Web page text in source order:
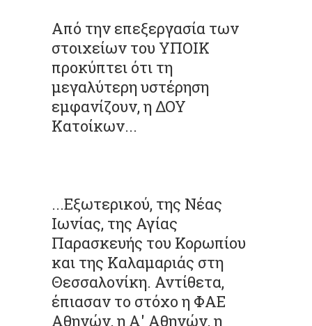
Από την επεξεργασία των
στοιχείων του ΥΠΟΙΚ
προκύπτει ότι τη
μεγαλύτερη υστέρηση
εμφανίζουν, η ΔΟΥ
Κατοίκων...
...Εξωτερικού, της Νέας
Ιωνίας, της Αγίας
Παρασκευής του Κορωπίου
και της Καλαμαριάς στη
Θεσσαλονίκη. Αντίθετα,
έπιασαν το στόχο η ΦΑΕ
Αθηνών, η Α' Αθηνών, η